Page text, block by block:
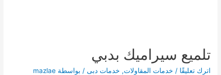
تلميع سيراميك بدبي
اترك تعليقًا / خدمات المقاولات, خدمات دبى / بواسطة mazlae